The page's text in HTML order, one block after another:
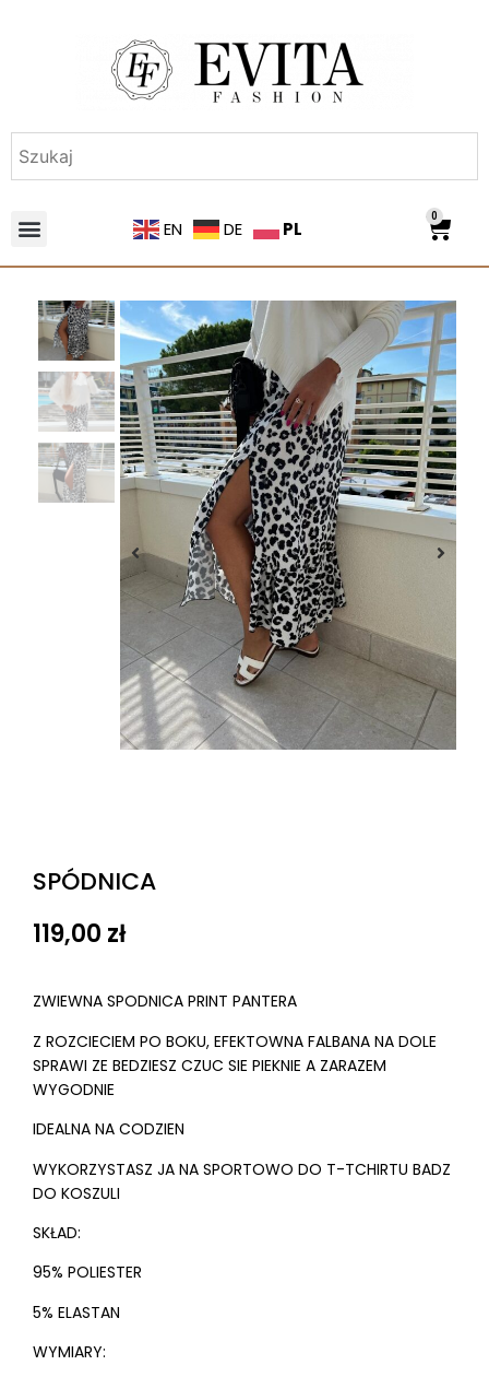
EN DE PL
0
SPÓDNICA
119,00 zł
ZWIEWNA SPODNICA PRINT PANTERA
Z ROZCIECIEM PO BOKU, EFEKTOWNA FALBANA NA DOLE
SPRAWI ZE BEDZIESZ CZUC SIE PIEKNIE A ZARAZEM
WYGODNIE
IDEALNA NA CODZIEN
WYKORZYSTASZ JA NA SPORTOWO DO T-TCHIRTU BADZ
DO KOSZULI
SKŁAD:
95% POLIESTER
5% ELASTAN
WYMIARY: